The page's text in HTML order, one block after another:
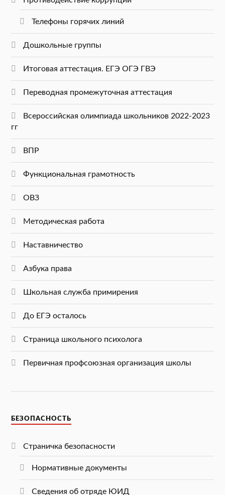
Телефоны горячих линий
Дошкольные группы
Итоговая аттестация. ЕГЭ ОГЭ ГВЭ
Переводная промежуточная аттестация
Всероссийская олимпиада школьников 2022-2023
гг
ВПР
Функциональная грамотность
ОВЗ
Методическая работа
Наставничество
Азбука права
Школьная служба примирения
До ЕГЭ осталось
Страница школьного психолога
Первичная профсоюзная организация школы
БЕЗОПАСНОСТЬ
Страничка безопасности
Нормативные документы
Сведения об отряде ЮИД